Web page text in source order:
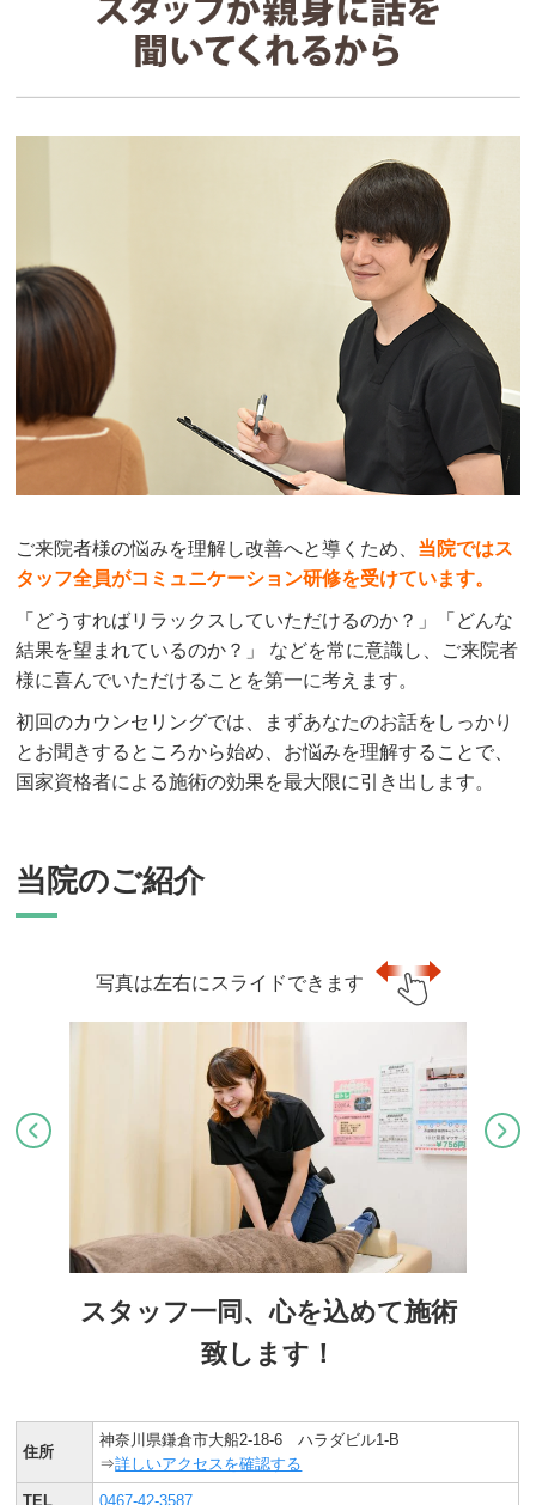
ご来院者様の悩みを理解し改善へと導くため、 当院ではス
タッフ全員がコミュニケーション研修を受けています。
「どうすればリラックスしていただけるのか？」「どんな
結果を望まれているのか？」 などを常に意識し、ご来院者
様に喜んでいただけることを第一に考えます。
初回のカウンセリングでは、まずあなたのお話をしっかり
とお聞きするところから始め、お悩みを理解することで、
国家資格者による施術の効果を最大限に引き出します。
当院のご紹介
写真は左右にスライドできます
スタッフ一同、心を込めて施術
致します！
住所
神奈川県鎌倉市大船2-18-6 ハラダビル1-B
⇒詳しいアクセスを確認する
TEL 0467-42-3587